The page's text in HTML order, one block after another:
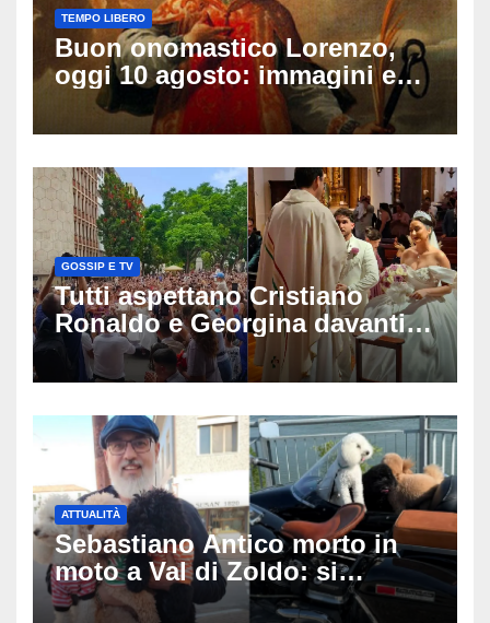
TEMPO LIBERO
Buon onomastico Lorenzo,
oggi 10 agosto: immagini e
gif di auguri da condividere
sui social
GOSSIP E TV
Tutti aspettano Cristiano
Ronaldo e Georgina davanti
alla cattedrale: ma il
matrimonio era di un’altra
ATTUALITÀ
Sebastiano Antico morto in
moto a Val di Zoldo: si
schianta con il sidecar, salvi i